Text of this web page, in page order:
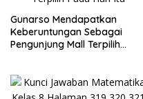
Gunarso Mendapatkan
Keberuntungan Sebagai
Pengunjung Mall Terpilih